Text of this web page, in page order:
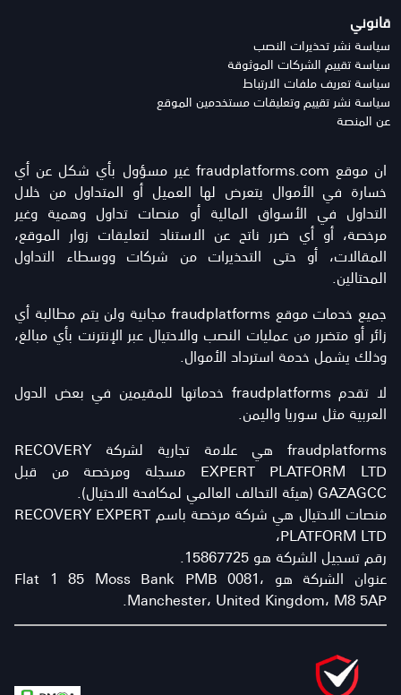
قانوني
سياسة نشر تحذيرات النصب
سياسة تقييم الشركات الموثوقة
سياسة تعريف ملفات الارتباط
سياسة نشر تقييم وتعليقات مستخدمين الموقع
عن المنصة
ان موقع fraudplatforms.com غير مسؤول بأي شكل عن أي
خسارة في الأموال يتعرض لها العميل أو المتداول من خلال
التداول في الأسواق المالية أو منصات تداول وهمية وغير
مرخصة، أو أي ضرر ناتج عن الاستناد لتعليقات زوار الموقع،
المقالات، أو حتى التحذيرات من شركات ووسطاء التداول
المحتالين.
جميع خدمات موقع fraudplatforms مجانية ولن يتم مطالبة أي
زائر أو متضرر من عمليات النصب والاحتيال عبر الإنترنت بأي مبالغ،
وذلك يشمل خدمة استرداد الأموال.
لا تقدم fraudplatforms خدماتها للمقيمين في بعض الدول
العربية مثل سوريا واليمن.
fraudplatforms هي علامة تجارية لشركة RECOVERY
EXPERT PLATFORM LTD مسجلة ومرخصة من قبل
GAZAGCC (هيئة التحالف العالمي لمكافحة الاحتيال).
منصات الاحتيال هي شركة مرخصة باسم RECOVERY EXPERT
PLATFORM LTD،
رقم تسجيل الشركة هو 15867725.
عنوان الشركة هو Flat 1 85 Moss Bank PMB 0081،
Manchester، United Kingdom، M8 5AP.